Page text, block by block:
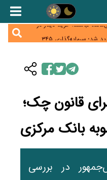
صفر برگزار شد
نباشند؛ خرید دینار در
جنگ کریدورها وارد فاز جدید شد؛ سرمایه‌گذاری ۳۴۵
خلق نقدینگی؛ نقش
حمایت از تولید
قانون چک؛
بانک مرکزی
در بررسی